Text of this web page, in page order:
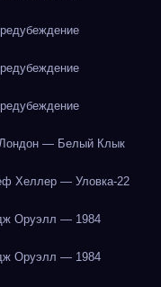
— Белый Клык
Хеллер — Уловка-22
Оруэлл — 1984
Оруэлл — 1984